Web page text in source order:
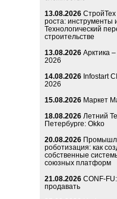
13.08.2026 СтройТех
роста: инструменты
Технологический
строительстве
13.08.2026 Арктика
2026
14.08.2026 Infostart
2026
15.08.2026 Маркет
18.08.2026 Летний
Петербурге: Okko
20.08.2026
роботизация: как
собственные
союзных платформ
21.08.2026 CONF-
продавать